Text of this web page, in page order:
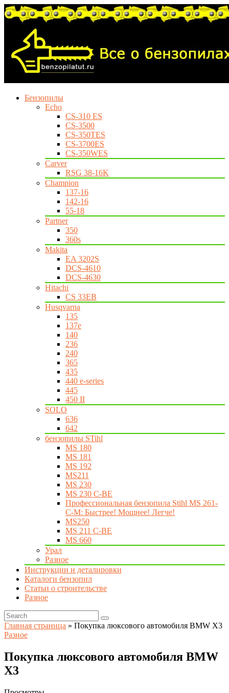
Бензопилы
Echo
CS-310 ES
CS-3500
CS-350TES
CS-3700ES
CS-350WES
Carver
RSG 38-16K
Champion
137-16
142-16
55-18
Partner
350
360s
Makita
EA 3202S
DCS-4610
DCS-4630
Hitachi
CS 33EB
Husqvarna
135
137e
140
236
240
365
435
440 e-series
445
450 II
SOLO
636
642
бензопилы STihl
MS 180
MS 181
MS 192
MS211
MS 230
MS 230 C-BE
Профессиональная бензопила Stihl MS 261-
C-M: Быстрее! Мощнее! Легче!
MS250
MS 211 C-BE
MS 660
Урал
Разное
Инструкции и деталировки
Каталоги бензопил
Статьи о строительстве
Разное
Главная страница » Покупка люксового автомобиля BMW X3
Разное
Покупка люксового автомобиля BMW
X3